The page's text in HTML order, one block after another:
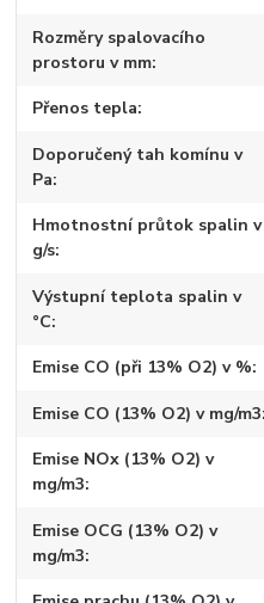
Rozměry spalovacího
prostoru v mm
Přenos tepla
Doporučený tah komínu v
Pa
Hmotnostní průtok spalin v
g/s
Výstupní teplota spalin v
°C
Emise CO (při 13% O2) v %
Emise CO (13% O2) v mg/m3
Emise NOx (13% O2) v
mg/m3
Emise OCG (13% O2) v
mg/m3